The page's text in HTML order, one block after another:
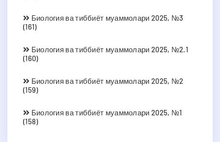
Биология ва тиббиёт муаммолари 2025, №3
(161)
Биология ва тиббиёт муаммолари 2025, №2.1
(160)
Биология ва тиббиёт муаммолари 2025, №2
(159)
Биология ва тиббиёт муаммолари 2025, №1
(158)